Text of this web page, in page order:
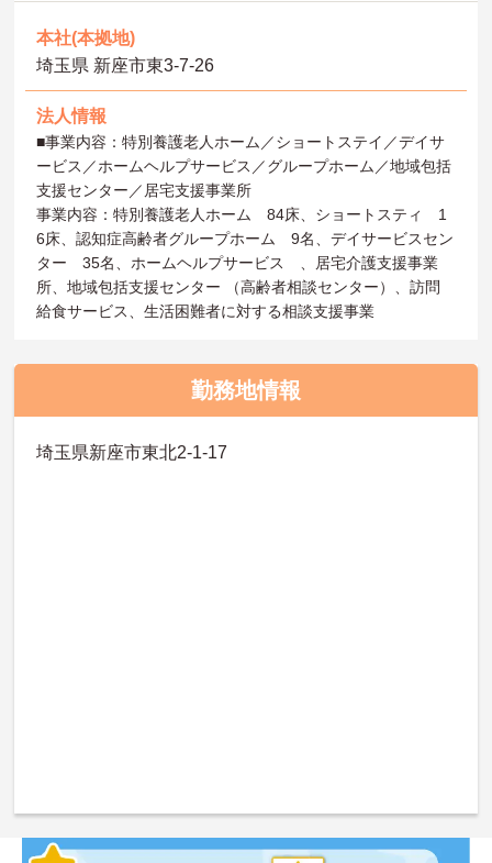
本社(本拠地)
埼玉県 新座市東3-7-26
法人情報
■事業内容：特別養護老人ホーム／ショートステイ／デイサ
ービス／ホームヘルプサービス／グループホーム／地域包括
支援センター／居宅支援事業所
事業内容：特別養護老人ホーム 84床、ショートスティ 1
6床、認知症高齢者グループホーム 9名、デイサービスセン
ター 35名、ホームヘルプサービス 、居宅介護支援事業
所、地域包括支援センター （高齢者相談センター）、訪問
給食サービス、生活困難者に対する相談支援事業
勤務地情報
埼玉県新座市東北2-1-17